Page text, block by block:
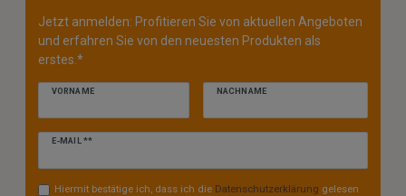
Jetzt anmelden: Profitieren Sie von aktuellen Angeboten
und erfahren Sie von den neuesten Produkten als
erstes.*
VORNAME NACHNAME
E-MAIL **
Newsletter
Hiermit bestätige ich, dass ich die Daten­schutz­erklärung gelesen